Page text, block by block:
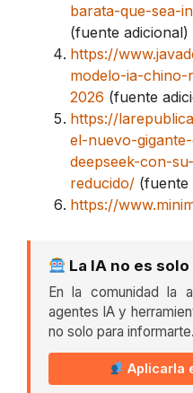
barata-que-sea-
(fuente adicional)
https://
modelo-ia-
2026 (fuente
https://
el-nuevo-
deepseek-con-
reducido/ (fuente
https://
La IA no es
En la comunidad la
agentes IA y
no solo para informarte.
Aplicarla